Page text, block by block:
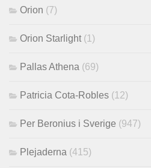
Orion (7)
Orion Starlight (1)
Pallas Athena (69)
Patricia Cota-Robles (12)
Per Beronius i Sverige (947)
Plejaderna (415)